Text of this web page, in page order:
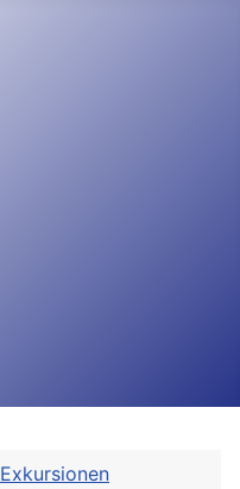
Exkursionen